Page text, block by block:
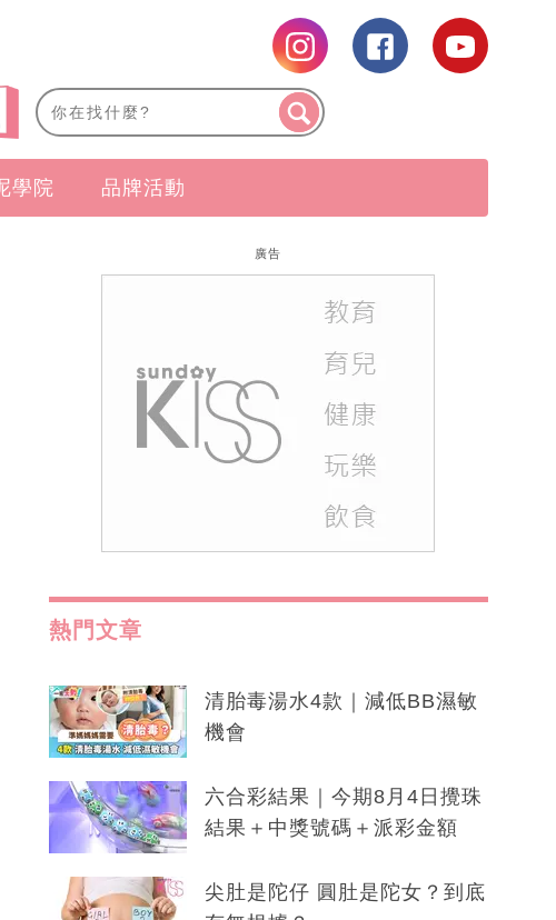
學院 品牌活動
廣告
熱門文章
清胎毒湯水4款｜減低BB濕敏
機會
六合彩結果｜今期8月4日攪珠
結果＋中獎號碼＋派彩金額
尖肚是陀仔 圓肚是陀女？到底